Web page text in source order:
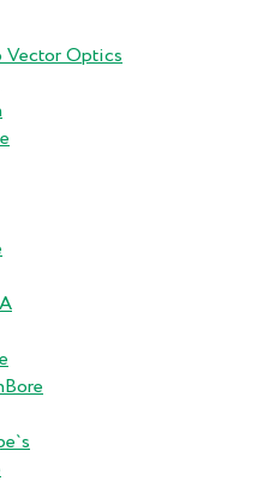
Vector Optics